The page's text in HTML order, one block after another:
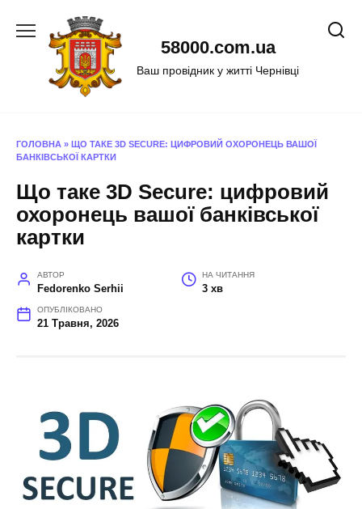
58000.com.ua
Ваш провідник у житті Чернівці
ГОЛОВНА » ЩО ТАКЕ 3D SECURE: ЦИФРОВИЙ ОХОРОНЕЦЬ ВАШОЇ
БАНКІВСЬКОЇ КАРТКИ
Що таке 3D Secure: цифровий
охоронець вашої банківської
картки
АВТОР
Fedorenko Serhii
НА ЧИТАННЯ
3 хв
ОПУБЛІКОВАНО
21 Травня, 2026